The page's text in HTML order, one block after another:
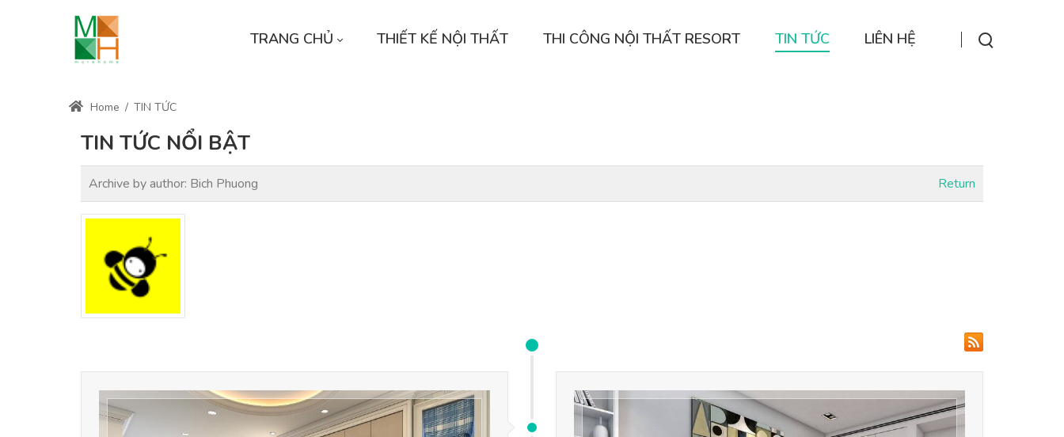
TRANG CHỦ THIẾT KẾ NỘI THẤT THI CÔNG NỘI THẤT RESORT TIN TỨC LIÊN HỆ
Home / TIN TỨC
TIN TỨC NỔI BẬT
Archive by author: Bich Phuong Return